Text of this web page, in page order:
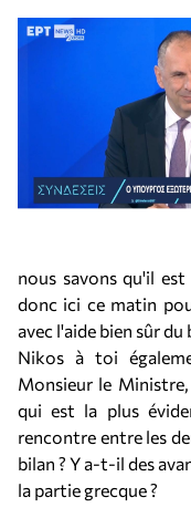
nous savons qu'il
donc ici ce matin
avec l'aide bien sûr
Nikos à toi
Monsieur le
qui est la plus
rencontre entre les
bilan ? Y a-t-il des
la partie grecque ?